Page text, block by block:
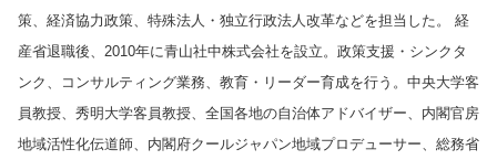
策、経済協力政策、特殊法人・独立行政法人改革などを担当した。 経
産省退職後、2010年に青山社中株式会社を設立。政策支援・シンクタ
ンク、コンサルティング業務、教育・リーダー育成を行う。中央大学客
員教授、秀明大学客員教授、全国各地の自治体アドバイザー、内閣官房
地域活性化伝道師、内閣府クールジャパン地域プロデューサー、総務省